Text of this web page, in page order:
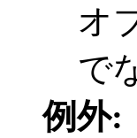
オ
で
例外: